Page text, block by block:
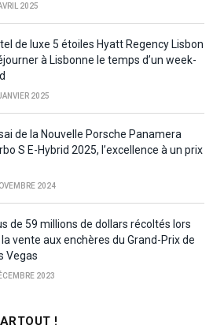
2025
de luxe 5 étoiles Hyatt Regency Lisbon
à Lisbonne le temps d’un week-
2025
de la Nouvelle Porsche Panamera
S E-Hybrid 2025, l’excellence à un prix
2024
de 59 millions de dollars récoltés lors
vente aux enchères du Grand-Prix de
Vegas
2023
!